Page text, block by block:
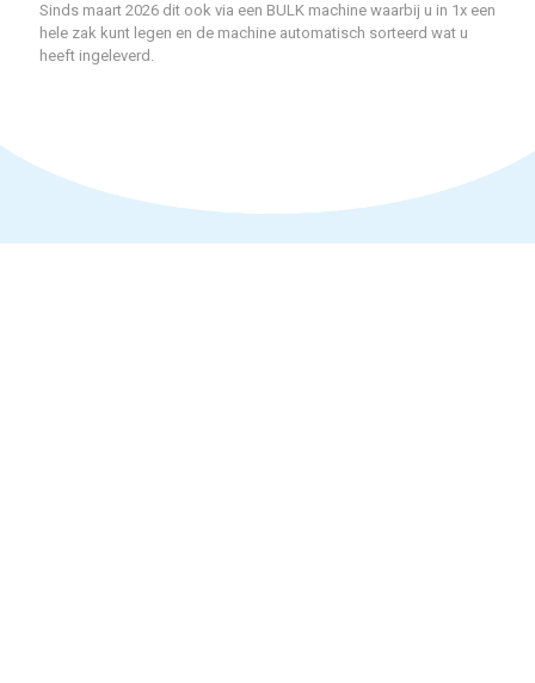
Sinds maart 2026 dit ook via een BULK machine waarbij u in 1x een
hele zak kunt legen en de machine automatisch sorteerd wat u
heeft ingeleverd.